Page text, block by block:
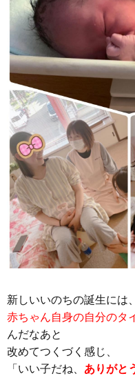
新しいいのちの誕生には、
赤ちゃん自身の自分のタ
んだなあと
改めてつくづく感じ、
「いい子だね、 ありがと